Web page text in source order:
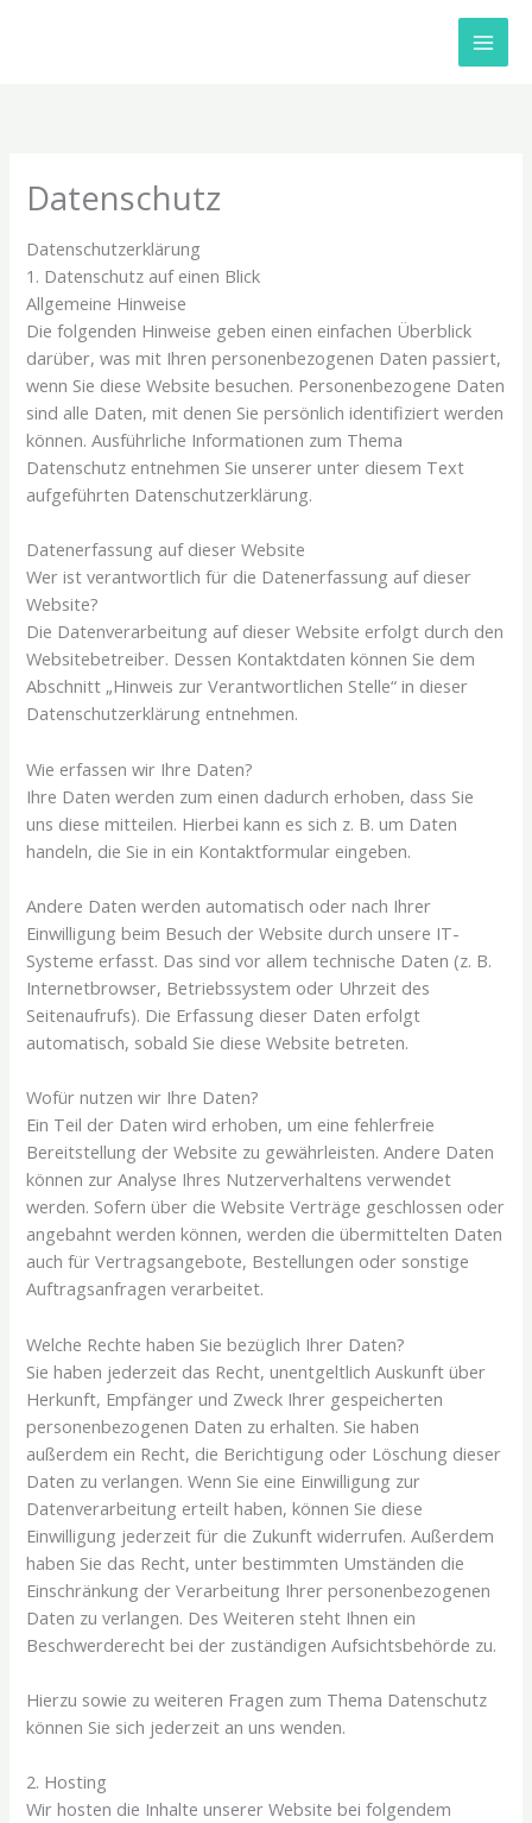
Datenschutz
Datenschutz­erklärung
1. Datenschutz auf einen Blick
Allgemeine Hinweise
Die folgenden Hinweise geben einen einfachen Überblick
darüber, was mit Ihren personenbezogenen Daten passiert,
wenn Sie diese Website besuchen. Personenbezogene Daten
sind alle Daten, mit denen Sie persönlich identifiziert werden
können. Ausführliche Informationen zum Thema
Datenschutz entnehmen Sie unserer unter diesem Text
aufgeführten Datenschutzerklärung.
Datenerfassung auf dieser Website
Wer ist verantwortlich für die Datenerfassung auf dieser
Website?
Die Datenverarbeitung auf dieser Website erfolgt durch den
Websitebetreiber. Dessen Kontaktdaten können Sie dem
Abschnitt „Hinweis zur Verantwortlichen Stelle“ in dieser
Datenschutzerklärung entnehmen.
Wie erfassen wir Ihre Daten?
Ihre Daten werden zum einen dadurch erhoben, dass Sie
uns diese mitteilen. Hierbei kann es sich z. B. um Daten
handeln, die Sie in ein Kontaktformular eingeben.
Andere Daten werden automatisch oder nach Ihrer
Einwilligung beim Besuch der Website durch unsere IT-
Systeme erfasst. Das sind vor allem technische Daten (z. B.
Internetbrowser, Betriebssystem oder Uhrzeit des
Seitenaufrufs). Die Erfassung dieser Daten erfolgt
automatisch, sobald Sie diese Website betreten.
Wofür nutzen wir Ihre Daten?
Ein Teil der Daten wird erhoben, um eine fehlerfreie
Bereitstellung der Website zu gewährleisten. Andere Daten
können zur Analyse Ihres Nutzerverhaltens verwendet
werden. Sofern über die Website Verträge geschlossen oder
angebahnt werden können, werden die übermittelten Daten
auch für Vertragsangebote, Bestellungen oder sonstige
Auftragsanfragen verarbeitet.
Welche Rechte haben Sie bezüglich Ihrer Daten?
Sie haben jederzeit das Recht, unentgeltlich Auskunft über
Herkunft, Empfänger und Zweck Ihrer gespeicherten
personenbezogenen Daten zu erhalten. Sie haben
außerdem ein Recht, die Berichtigung oder Löschung dieser
Daten zu verlangen. Wenn Sie eine Einwilligung zur
Datenverarbeitung erteilt haben, können Sie diese
Einwilligung jederzeit für die Zukunft widerrufen. Außerdem
haben Sie das Recht, unter bestimmten Umständen die
Einschränkung der Verarbeitung Ihrer personenbezogenen
Daten zu verlangen. Des Weiteren steht Ihnen ein
Beschwerderecht bei der zuständigen Aufsichtsbehörde zu.
Hierzu sowie zu weiteren Fragen zum Thema Datenschutz
können Sie sich jederzeit an uns wenden.
2. Hosting
Wir hosten die Inhalte unserer Website bei folgendem